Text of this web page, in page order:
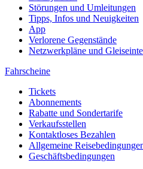
Störungen und Umleitungen
Tipps, Infos und Neuigkeiten
App
Verlorene Gegenstände
Netzwerkpläne und
Fahrscheine
Tickets
Abonnements
Rabatte und Sondertarife
Verkaufsstellen
Kontaktloses Bezahlen
Allgemeine
Geschäftsbedingungen